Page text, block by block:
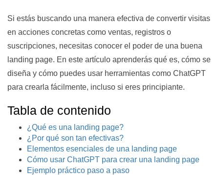
Si estás buscando una manera efectiva de convertir visitas
en acciones concretas como ventas, registros o
suscripciones, necesitas conocer el poder de una buena
landing page. En este artículo aprenderás qué es, cómo se
diseña y cómo puedes usar herramientas como ChatGPT
para crearla fácilmente, incluso si eres principiante.
Tabla de contenido
¿Qué es una landing page?
¿Por qué son tan efectivas?
Elementos esenciales de una landing page
Cómo usar ChatGPT para crear una landing page
Ejemplo práctico paso a paso